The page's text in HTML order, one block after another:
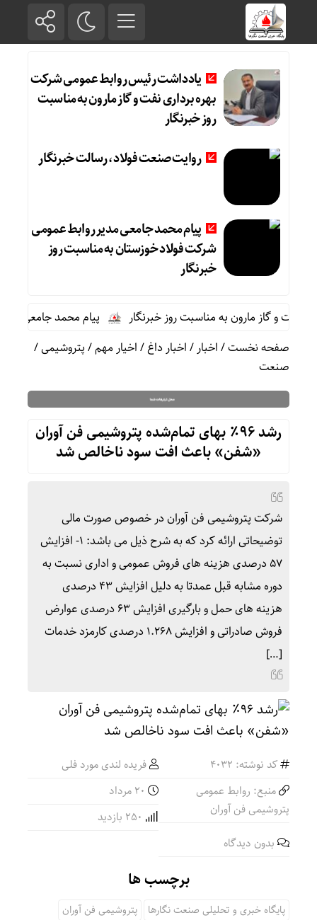
یادداشت رئیس روابط عمومی شرکت
بهره برداری نفت و گاز مارون به مناسبت
روز خبرنگار
روایت صنعت فولاد،‌ رسالت خبرنگار
پیام محمد جامعی مدیر روابط عمومی
شرکت فولاد خوزستان به مناسبت روز
خبرنگار
و گاز مارون به مناسبت روز خبرنگار
پیام محمد جامعی مدیر
صفحه نخست/اخبار/اخبار داغ/اخیار مهم/پتروشیمی/
صنعت
رشد ۹۶٪ بهای تمام‌شده پتروشیمی فن آوران
«شفن» باعث افت سود ناخالص شد
شرکت پتروشیمی فن آوران در خصوص صورت مالی
توضیحاتی ارائه کرد که به شرح ذیل می باشد: ۱- افزایش
۵۷ درصدی هزینه های فروش عمومی و اداری نسبت به
دوره مشابه قبل عمدتا به دلیل افزایش ۴۳ درصدی
هزینه های حمل و بارگیری افزایش ۶۳ درصدی عوارض
فروش صادراتی و افزایش ۱.۲۶۸ درصدی کارمزد خدمات
[…]
کد نوشته: 4032
فریده لندی مورد فلی
منبع: روابط عمومی
پتروشیمی فن آوران
بدون دیدگاه
برچسب ها
پایگاه خبری و تحلیلی صنعت نگارها
پتروشیمی فن آوران